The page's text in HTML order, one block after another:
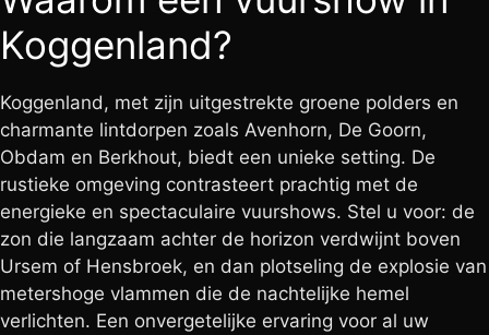
Koggenland?
Koggenland, met zijn uitgestrekte groene polders en
charmante lintdorpen zoals Avenhorn, De Goorn,
Obdam en Berkhout, biedt een unieke setting. De
rustieke omgeving contrasteert prachtig met de
energieke en spectaculaire vuurshows. Stel u voor: de
zon die langzaam achter de horizon verdwijnt boven
Ursem of Hensbroek, en dan plotseling de explosie van
metershoge vlammen die de nachtelijke hemel
verlichten. Een onvergetelijke ervaring voor al uw